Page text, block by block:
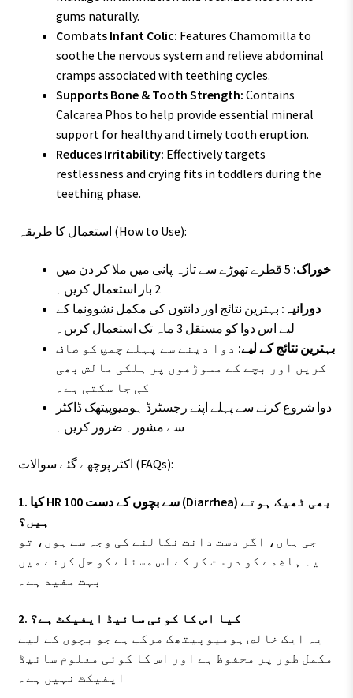
gums naturally.
Combats Infant Colic: Features Chamomilla to
soothe the nervous system and relieve abdominal
cramps associated with teething cycles.
Supports Bone & Tooth Strength: Contains
Calcarea Phos to help provide essential mineral
support for healthy and timely tooth eruption.
Reduces Irritability: Effectively targets
restlessness and crying fits in toddlers during the
teething phase.
استعمال کا طریقہ (How to Use):
خوراک:
5 قطرے تھوڑے سے تازہ پانی میں ملا کر دن میں
2 بار استعمال کریں۔
دورانیہ: بہترین نتائج اور دانتوں کی مکمل نشوونما کے
لیے اس دوا کو مستقل 3 ماہ تک استعمال کریں۔
بہترین نتائج کے لیے: دوا دینے سے پہلے چمچ کو صاف
کریں اور بچے کے مسوڑھوں پر ہلکی مالش بھی
کی جا سکتی ہے۔
دوا شروع کرنے سے پہلے اپنے رجسٹرڈ ہومیوپیتھک ڈاکٹر
سے مشورہ ضرور کریں۔
اکثر پوچھے گئے سوالات (FAQs):
1. کیا HR 100 سے بچوں کے دست (Diarrhea) بھی ٹھیک ہوتے
ہیں؟
جی ہاں، اگر دست دانت نکالنے کی وجہ سے ہوں، تو
یہ ہاضمے کو درست کر کے اس مسئلے کو حل کرنے میں
بہت مفید ہے۔
2. کیا اس کا کوئی سائیڈ ایفیکٹ ہے؟
یہ ایک خالص ہومیوپیتھک مرکب ہے جو بچوں کے لیے
مکمل طور پر محفوظ ہے اور اس کا کوئی معلوم سائیڈ
ایفیکٹ نہیں ہے۔